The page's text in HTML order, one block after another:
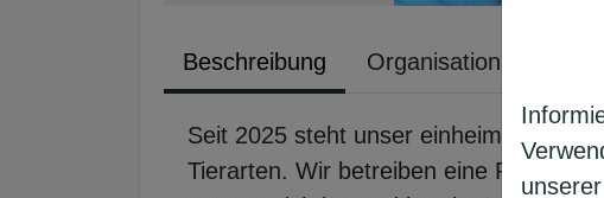
unserer
Beschreibung Organisation
Seit 2025 steht unser einheimischer
Tierarten. Wir betreiben eine